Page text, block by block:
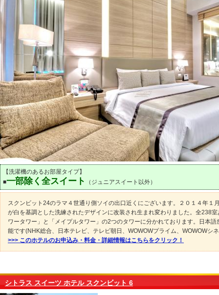
【洗濯機のあるお部屋タイプ】
■一部除く全スイート （ジュニアスイート以外）
スクンビット24のラマ４世通り側ソイの出口近くにございます。２０１４年１
が白を基調とした洗練されたデザインに改装され生まれ変わりました。全238
ワータワー」と「メイプルタワー」の2つのタワーに分かれております。日本語
能です(NHK総合、日本テレビ、テレビ朝日、WOWOWプライム、WOWOWシ
>>> このホテルのお申込み・料金・詳細情報はこちらをクリック！
シトラス スイーツ ホテル スクンビット 6